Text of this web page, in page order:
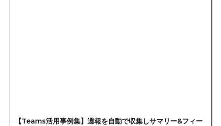
【Teams活用事例集】週報を自動で収集しサマリー&フィー